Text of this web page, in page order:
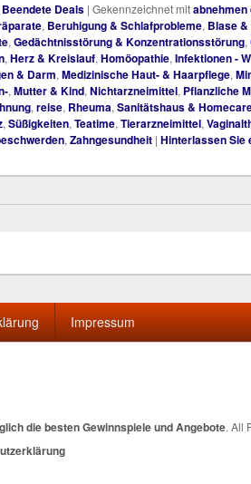
Beendete Deals | Gekennzeichnet mitabnehmen
, Beruhigung & Schlafprobleme, Blase
, Gedächtnisstörung & Konzentrationsstörung,
, Herz & Kreislauf, Homöopathie, Infektionen -
& Darm, Medizinische Haut- & Haarpflege,
, Mutter & Kind, Nichtarzneimittel, Pflanzliche
, reise, Rheuma, Sanitätshaus &
, Süßigkeiten, Teatime, Tierarzneimittel,
, Zahngesundheit | Hinterlassen Sie
Impressum
die besten Gewinnspiele und Angebote. All